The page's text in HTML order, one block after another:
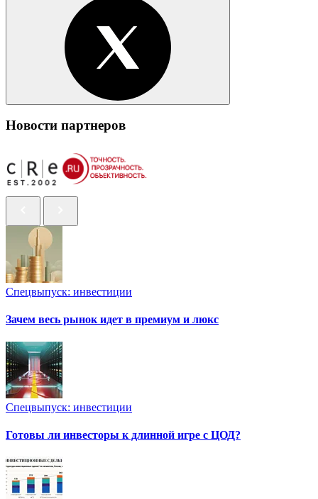
Новости партнеров
Спецвыпуск: инвестиции
Зачем весь рынок идет в премиум и люкс
Спецвыпуск: инвестиции
Готовы ли инвесторы к длинной игре с ЦОД?